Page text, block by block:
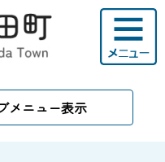
メニュー表示